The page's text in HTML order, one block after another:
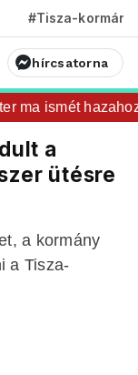
#Tisza-kormány
hírcsatorna
ismét
a
ütésre
a kormány
a Tisza-